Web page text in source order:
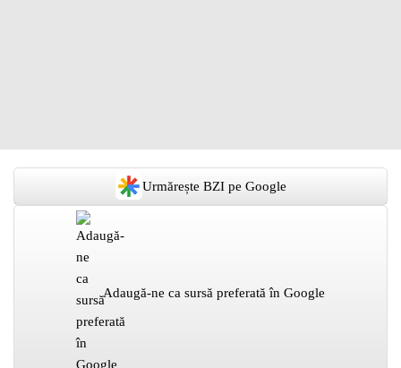
Urmărește BZI pe Google
Adaugă-ne ca sursă preferată în Google